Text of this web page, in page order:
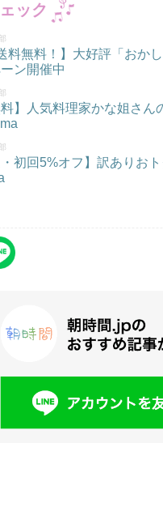
ック
料無料！】大好評「おか
ン開催中
料】人気料理家かな姐さ
・初回5%オフ】訳ありお